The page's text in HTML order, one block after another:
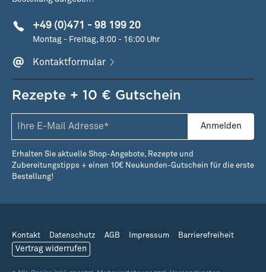
+49 (0)471 - 98 199 20
Montag - Freitag, 8:00 - 16:00 Uhr
Kontaktformular
Rezepte + 10 € Gutschein
Anmelden
Erhalten Sie aktuelle Shop-Angebote, Rezepte und
Zubereitungstipps + einen 10€ Neukunden-Gutschein für die erste
Bestellung!
Kontakt Datenschutz AGB Impressum Barrierefreiheit
Vertrag widerrufen